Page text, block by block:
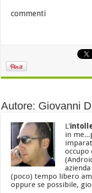
commenti
Autore: Giovanni
L'
in
occupo
(poco) tempo libero
oppure se possibile,